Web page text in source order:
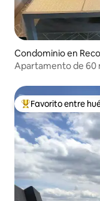
Condominio en
Apartamento de 60
De los mejores en
Favorito entre